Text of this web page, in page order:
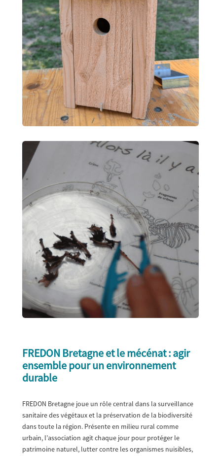
FREDON Bretagne et le mécénat : agir
ensemble pour un environnement
durable
FREDON Bretagne joue un rôle central dans la surveillance
sanitaire des végétaux et la préservation de la biodiversité
dans toute la région. Présente en milieu rural comme
urbain, l’association agit chaque jour pour protéger le
patrimoine naturel, lutter contre les organismes nuisibles,